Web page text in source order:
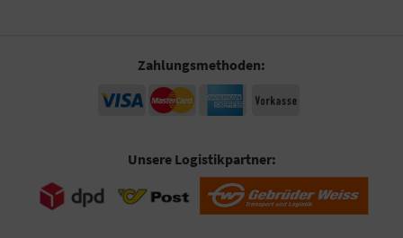
Zahlungsmethoden:
Unsere Logistikpartner: